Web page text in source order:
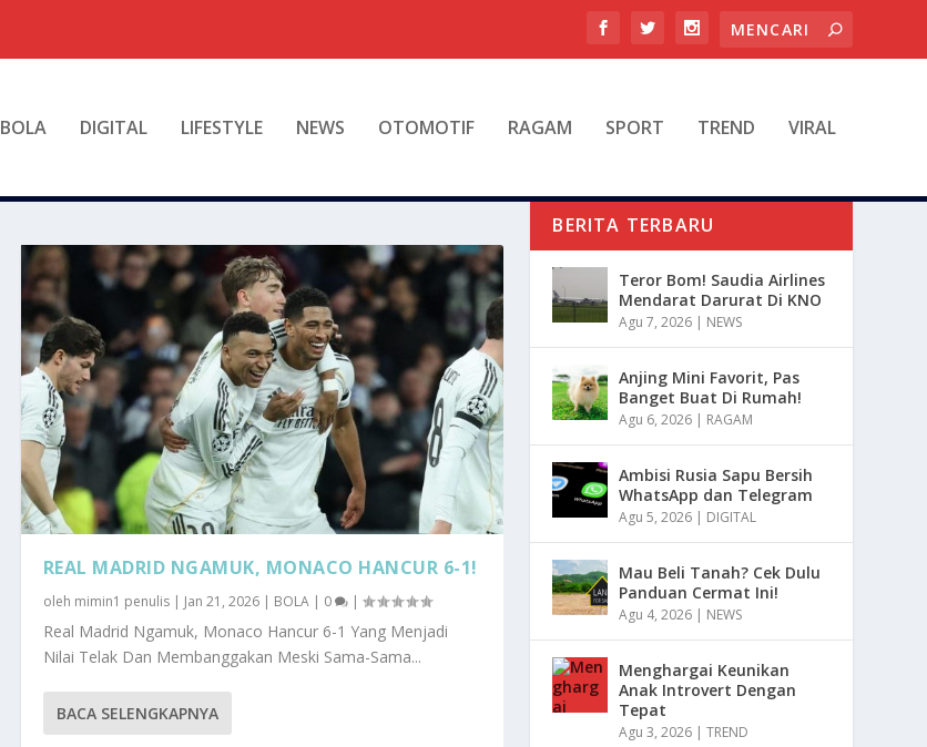
BOLA DIGITAL LIFESTYLE NEWS OTOMOTIF RAGAM SPORT TREND VIRAL
REAL MADRID NGAMUK, MONACO HANCUR 6-1!
oleh mimin1 penulis| Jan 21, 2026| BOLA| 0 |
Real Madrid Ngamuk, Monaco Hancur 6-1 Yang Menjadi
Nilai Telak Dan Membanggakan Meski Sama-Sama...
BACA SELENGKAPNYA
BERITA TERBARU
Teror Bom! Saudia Airlines
Mendarat Darurat Di KNO
Agu 7, 2026 | NEWS
Anjing Mini Favorit, Pas
Banget Buat Di Rumah!
Agu 6, 2026 | RAGAM
Ambisi Rusia Sapu Bersih
WhatsApp dan Telegram
Agu 5, 2026 | DIGITAL
Mau Beli Tanah? Cek Dulu
Panduan Cermat Ini!
Agu 4, 2026 | NEWS
Menghargai Keunikan
Anak Introvert Dengan
Tepat
Agu 3, 2026 |TREND